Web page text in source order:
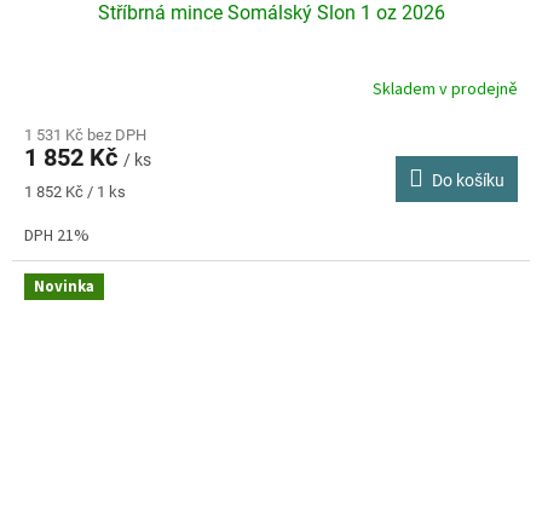
Stříbrná mince Somálský Slon 1 oz 2026
produktu
je
5,0
5
Skladem v prodejně
1 531 Kč bez DPH
1 852 Kč / ks
Měrná
1 852 Kč / 1 ks
Do košíku
DPH 21%
Novinka